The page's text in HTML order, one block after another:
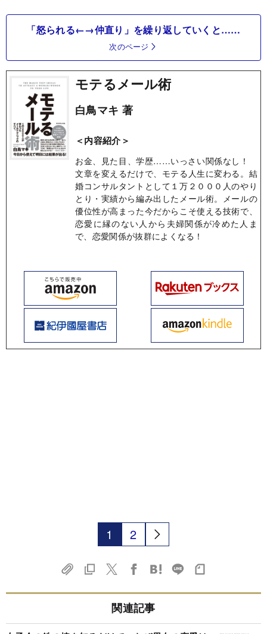
「怒られる←→仲直り」を繰り返していくと……
次のページ
モテるメール術
白鳥マキ 著
＜内容紹介＞
お金、見た目、学歴……いっさい関係なし！
文章を変えるだけで、モテる人生に変わる。結
婚コンサルタントとして１万２０００人のやり
とり・実績から編み出したメール術。メールの
優位性が高まった今だからこそ使える技術で、
恋愛に縁のない人から夫婦関係が冷めた人ま
で、恋愛関係が抜群によくなる！
1 2
関連記事